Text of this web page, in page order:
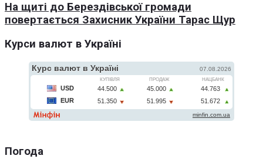
На щиті до Берездівської громади
повертається Захисник України Тарас Щур
Курси валют в Україні
Погода